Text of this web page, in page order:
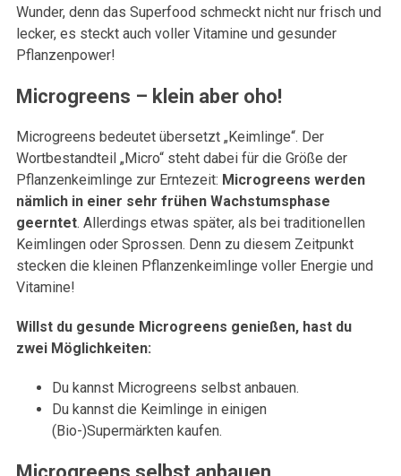
Wunder, denn das Superfood schmeckt nicht nur frisch und
lecker, es steckt auch voller Vitamine und gesunder
Pflanzenpower!
Microgreens – klein aber oho!
Microgreens bedeutet übersetzt „Keimlinge“. Der
Wortbestandteil „Micro“ steht dabei für die Größe der
Pflanzenkeimlinge zur Erntezeit: Microgreens werden
nämlich in einer sehr frühen Wachstumsphase
geerntet. Allerdings etwas später, als bei traditionellen
Keimlingen oder Sprossen. Denn zu diesem Zeitpunkt
stecken die kleinen Pflanzenkeimlinge voller Energie und
Vitamine!
Willst du gesunde Microgreens genießen, hast du
zwei Möglichkeiten:
Du kannst Microgreens selbst anbauen.
Du kannst die Keimlinge in einigen
(Bio-)Supermärkten kaufen.